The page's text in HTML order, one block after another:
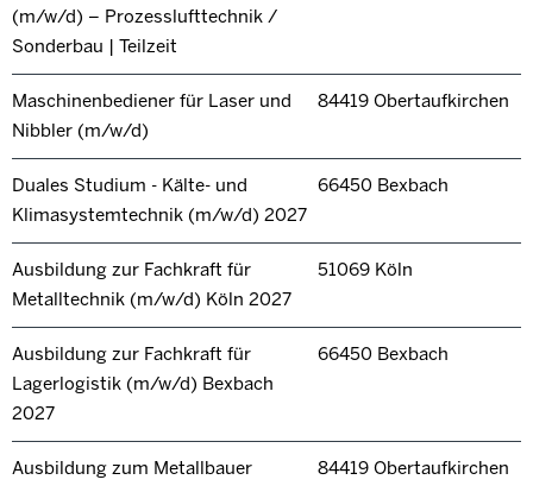
(m/w/d) – Prozesslufttechnik /
Sonderbau | Teilzeit
Maschinenbediener für Laser und
Nibbler (m/w/d)
84419 Obertaufkirchen
Duales Studium - Kälte- und
Klimasystemtechnik (m/w/d) 2027
66450 Bexbach
Ausbildung zur Fachkraft für
Metalltechnik (m/w/d) Köln 2027
51069 Köln
Ausbildung zur Fachkraft für
Lagerlogistik (m/w/d) Bexbach
2027
66450 Bexbach
Ausbildung zum Metallbauer
84419 Obertaufkirchen